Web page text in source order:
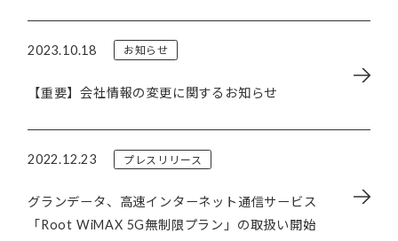
2023.10.18 お知らせ
【重要】会社情報の変更に関するお知らせ
2022.12.23 プレスリリース
グランデータ、高速インターネット通信サービス
「Root WiMAX 5G無制限プラン」の取扱い開始